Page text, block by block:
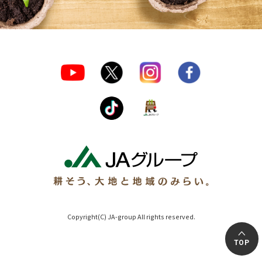
Copyright(C) JA-group All rights reserved.
TOP